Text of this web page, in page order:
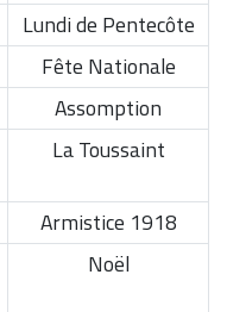
Lundi de Pentecôte
Fête Nationale
Assomption
La Toussaint
Armistice 1918
Noël